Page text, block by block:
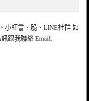
小紅書、脆、LINE社群 如
訊跟我聯絡 Email: